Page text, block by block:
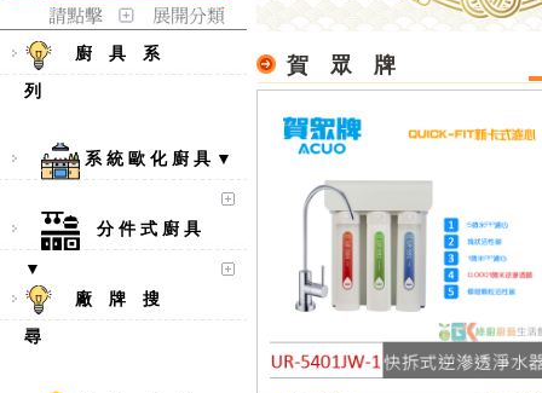
廚 具 系
列
系 統 歐 化 廚 具 ▼
分 件 式 廚 具
▼
廠 牌 搜
尋
賀 眾 牌